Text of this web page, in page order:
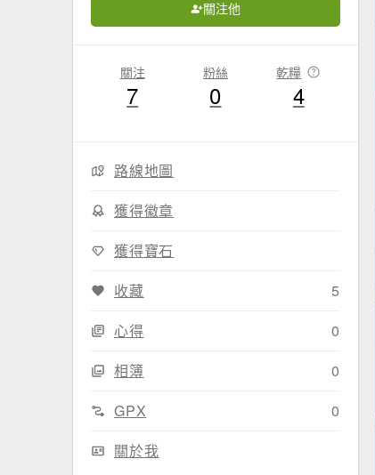
關注他
關注
7
粉絲
0
乾糧
4
路線地圖
獲得徽章
獲得寶石
收藏
5
心得
0
相簿
0
GPX
0
關於我